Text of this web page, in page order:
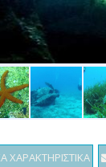
ΧΑΡΑΚΤΗΡΙΣΤΙΚΑ